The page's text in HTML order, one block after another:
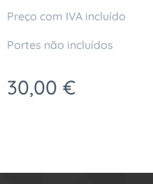
Preço com IVA incluído
Portes não incluídos
30,00 €